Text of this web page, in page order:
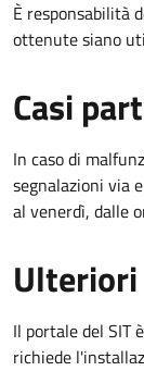
È responsabilità
ottenute siano
Casi
In caso di
segnalazioni via
al venerdì, dalle
Il portale del SIT
richiede